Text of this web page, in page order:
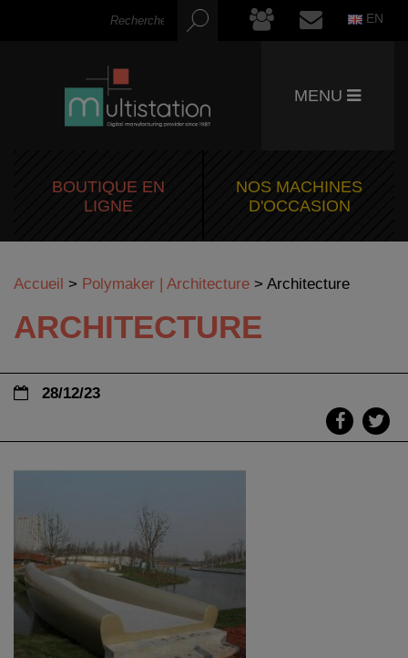
EN
MENU
BOUTIQUE EN
LIGNE
NOS MACHINES
D'OCCASION
Accueil > Polymaker | Architecture > Architecture
ARCHITECTURE
28/12/23